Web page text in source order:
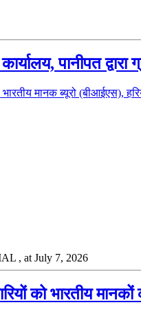
पानीपत
मानक ब्यूरो (बीआईएस),
, at July 7, 2026
को भारतीय मानकों